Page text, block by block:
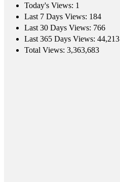
Today's Views: 1
Last 7 Days Views: 184
Last 30 Days Views: 766
Last 365 Days Views: 44,213
Total Views: 3,363,683